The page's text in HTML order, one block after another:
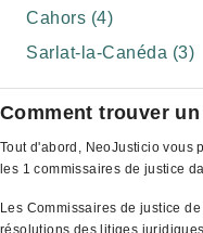
Cahors (4)
Sarlat-la-Canéda (3)
Comment trouver
Tout d'abord, NeoJusticio vous
les 1 commissaires de justice
Les Commissaires de justice
résolutions des litiges